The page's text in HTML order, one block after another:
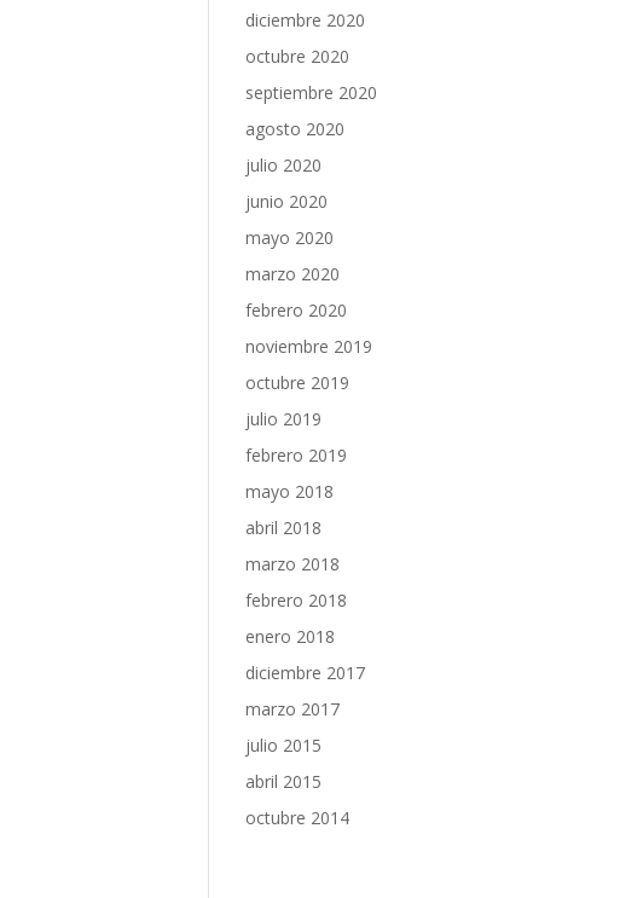
diciembre 2020
octubre 2020
septiembre 2020
agosto 2020
julio 2020
junio 2020
mayo 2020
marzo 2020
febrero 2020
noviembre 2019
octubre 2019
julio 2019
febrero 2019
mayo 2018
abril 2018
marzo 2018
febrero 2018
enero 2018
diciembre 2017
marzo 2017
julio 2015
abril 2015
octubre 2014